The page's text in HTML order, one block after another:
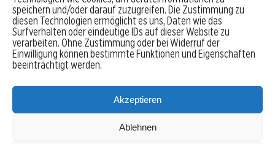
speichern und/oder darauf zuzugreifen. Die Zustimmung zu
diesen Technologien ermöglicht es uns, Daten wie das
Surfverhalten oder eindeutige IDs auf dieser Website zu
verarbeiten. Ohne Zustimmung oder bei Widerruf der
Einwilligung können bestimmte Funktionen und Eigenschaften
beeinträchtigt werden.
Akzeptieren
Ablehnen
Depotvergleich
Festgeld vergleichen
Tagesgeld vergleichen